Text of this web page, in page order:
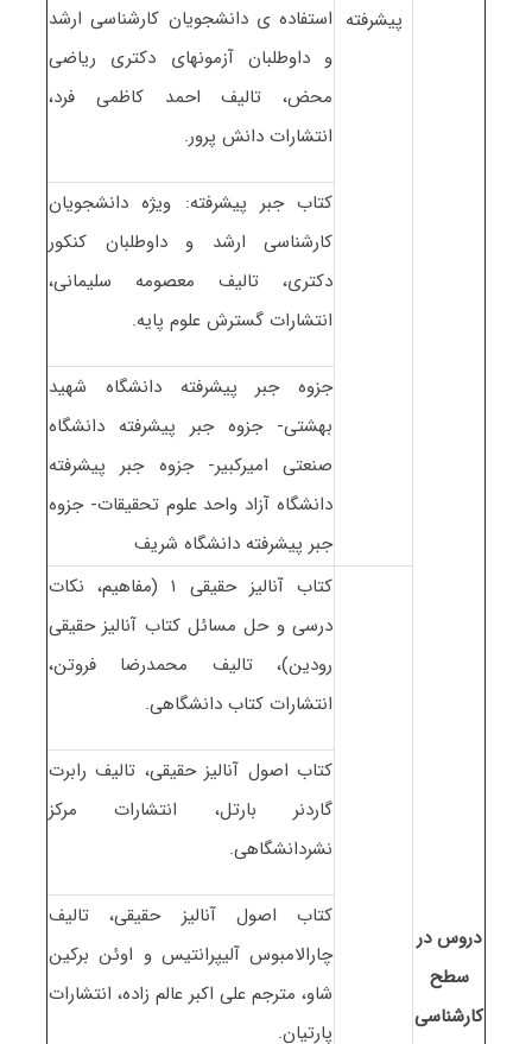
دروس در
سطح
کارشناسی
پیشرفته استفاده ی دانشجویان کارشناسی ارشد
و داوطلبان آزمونهای دکتری ریاضی
محض، تالیف احمد کاظمی فرد،
انتشارات دانش پرور.
کتاب جبر پیشرفته: ویژه دانشجویان
کارشناسی ارشد و داوطلبان کنکور
دکتری، تالیف معصومه سلیمانی،
انتشارات گسترش علوم پایه.
جزوه جبر پیشرفته دانشگاه شهید
بهشتی- جزوه جبر پیشرفته دانشگاه
صنعتی امیرکبیر- جزوه جبر پیشرفته
دانشگاه آزاد واحد علوم تحقیقات- جزوه
جبر پیشرفته دانشگاه شریف
کتاب آنالیز حقیقی ۱ (مفاهیم، نکات
درسی و حل مسائل کتاب آنالیز حقیقی
رودین)، تالیف محمدرضا فروتن،
انتشارات کتاب دانشگاهی.
کتاب اصول آنالیز حقیقی، تالیف رابرت
گاردنر بارتل، انتشارات مرکز
نشردانشگاهی.
کتاب اصول آنالیز حقیقی، تالیف
چارالامبوس آلیپرانتیس و اوئن برکین
شاو، مترجم علی اکبر عالم زاده، انتشارات
پارتیان.